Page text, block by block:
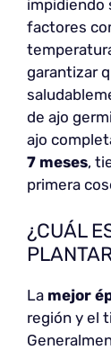
impidiendo
factores
garantizar
de ajo
ajo
7 meses,
primera
¿CUÁL
La mejor
región y el